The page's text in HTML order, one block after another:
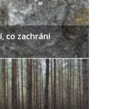
co zachrání